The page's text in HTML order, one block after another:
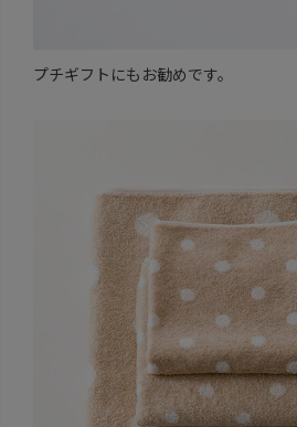
プチギフトにもお勧めです。